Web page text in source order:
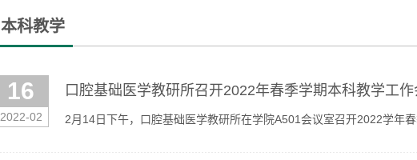
本科教学
16
2022-02
口腔基础医学教研所召开2022年春季学期本科教学工作
2月14日下午，口腔基础医学教研所在学院A501会议室召开2022学年